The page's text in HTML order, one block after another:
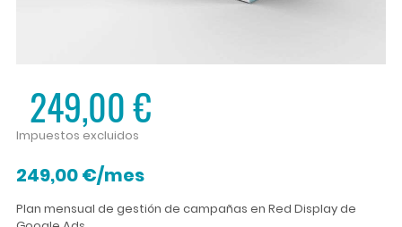
249,00 €
Impuestos excluidos
249,00 €/mes
Plan mensual de gestión de campañas en Red Display de